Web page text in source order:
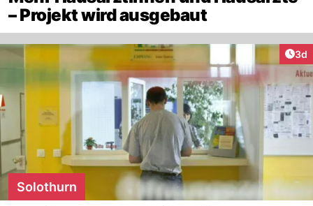
– Projekt wird ausgebaut
3d
Solothurn